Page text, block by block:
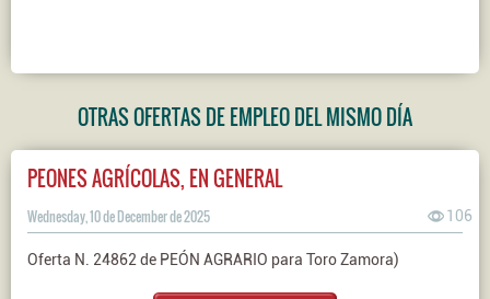
OTRAS OFERTAS DE EMPLEO DEL MISMO DÍA
PEONES AGRÍCOLAS, EN GENERAL
Wednesday, 10 de December de 2025 106
Oferta N. 24862 de PEÓN AGRARIO para Toro Zamora)